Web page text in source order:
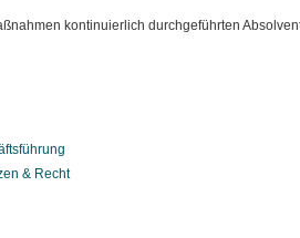
kontinuierlich durchgeführten
& Recht